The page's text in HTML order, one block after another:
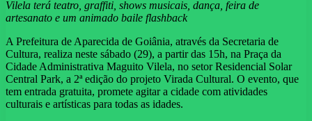
Vilela terá teatro, graffiti, shows musicais, dança, feira de
artesanato e um animado baile flashback
A Prefeitura de Aparecida de Goiânia, através da Secretaria de
Cultura, realiza neste sábado (29), a partir das 15h, na Praça da
Cidade Administrativa Maguito Vilela, no setor Residencial Solar
Central Park, a 2ª edição do projeto Virada Cultural. O evento, que
tem entrada gratuita, promete agitar a cidade com atividades
culturais e artísticas para todas as idades.